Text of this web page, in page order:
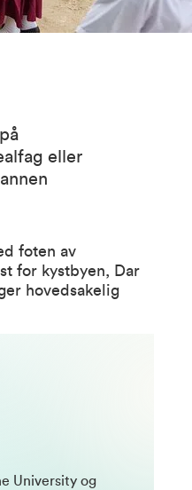
eller
foten av
for kystbyen, Dar
hovedsakelig
University og